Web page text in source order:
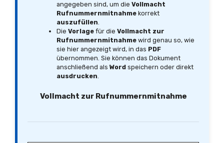
angegeben sind, um die Vollmacht
Rufnummernmitnahmekorrekt
auszufüllen.
Die Vorlagefür die Vollmacht zur
Rufnummernmitnahmewird genau so, wie
sie hier angezeigt wird, in das PDF
übernommen. Sie können das Dokument
anschließend als Wordspeichern oder direkt
ausdrucken.
Vollmacht zur Rufnummernmitnahme